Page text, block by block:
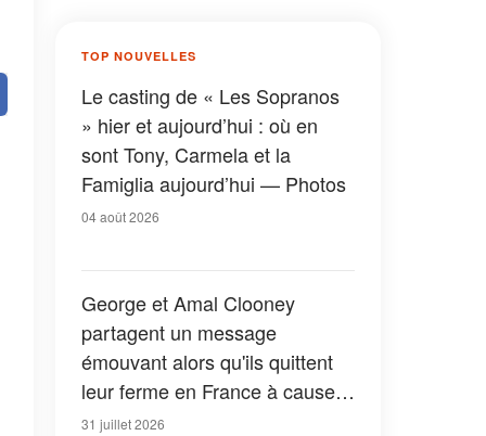
TOP NOUVELLES
Le casting de « Les Sopranos
» hier et aujourd’hui : où en
sont Tony, Carmela et la
Famiglia aujourd’hui — Photos
04 août 2026
George et Amal Clooney
partagent un message
émouvant alors qu'ils quittent
leur ferme en France à cause
des feux de forêt — Tous les
31 juillet 2026